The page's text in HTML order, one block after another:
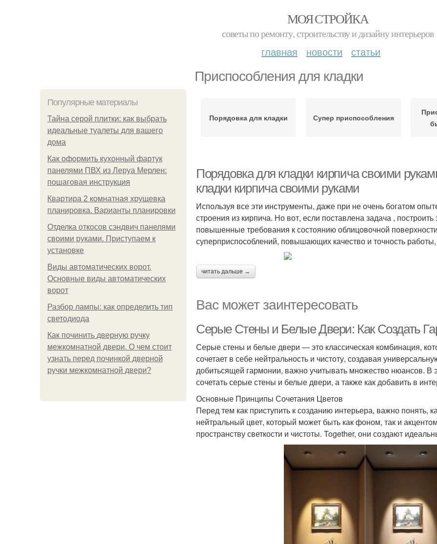
МОЯ СТРОЙКА
советы по ремонту, строительству и дизайну интерьеров
главная новости статьи
Приспособления для кладки
Популярные материалы
Тайна серой плитки: как выбрать
идеальные туалеты для вашего
дома
Как оформить кухонный фартук
панелями ПВХ из Леруа Мерлен:
пошаговая инструкция
Квартира 2 комнатная хрущевка
планировка. Варианты планировки
Отделка откосов сэндвич панелями
своими руками. Приступаем к
установке
Виды автоматических ворот.
Основные виды автоматических
ворот
Разбор лампы: как определить тип
светодиода
Как починить дверную ручку
межкомнатной двери. О чем стоит
узнать перед починкой дверной
ручки межкомнатной двери?
Порядовка для кладки Супер приспособления
Порядовка для кладки кирпича своими
кладки кирпича своими руками
Используя все эти инструменты, даже при не очень богатом
строения из кирпича. Но вот, если поставлена задача ,
повышенные требования к состоянию облицовочной
суперприспособлений, повышающих качество и точность
читать дальше →
Вас может заинтересовать
Серые Стены и Белые Двери: Как Создать
Серые стены и белые двери — это классическая комбинация,
сочетает в себе нейтральность и чистоту, создавая
добитьсящей гармонии, важно учитывать множество нюансов. В
сочетать серые стены и белые двери, а также как добавить в
Основные Принципы Сочетания Цветов
Перед тем как приступить к созданию интерьера, важно
нейтральный цвет, который может быть как фоном, так и
пространству светкости и чистоты. Together, они создают